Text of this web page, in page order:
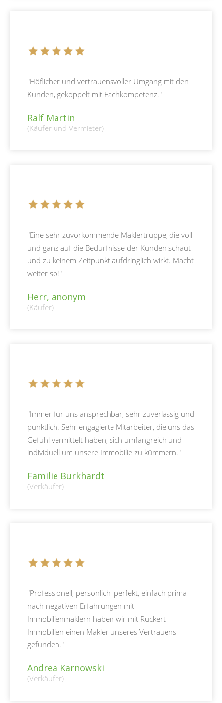
"Höflicher und vertrauensvoller Umgang mit den
Kunden, gekoppelt mit Fachkompetenz."
Ralf Martin
(Käufer und Vermieter)
"Eine sehr zuvorkommende Maklertruppe, die voll
und ganz auf die Bedürfnisse der Kunden schaut
und zu keinem Zeitpunkt aufdringlich wirkt. Macht
weiter so!"
Herr, anonym
(Käufer)
"Immer für uns ansprechbar, sehr zuverlässig und
pünktlich. Sehr engagierte Mitarbeiter, die uns das
Gefühl vermittelt haben, sich umfangreich und
individuell um unsere Immobilie zu kümmern."
Familie Burkhardt
(Verkäufer)
"Professionell, persönlich, perfekt, einfach prima –
nach negativen Erfahrungen mit
Immobilienmaklern haben wir mit Rückert
Immobilien einen Makler unseres Vertrauens
gefunden."
Andrea Karnowski
(Verkäufer)